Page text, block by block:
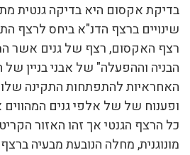
בדיקת אקסום היא בדיקה גנטית
שינויים ברצף הדנ"א ביחס לרצף
רצף האקסום, רצף של גנים אשר
הבניה וההפעלה" של אבני בניין של
האחראיות להתפתחות התקינה
ופענוח של של אלפי גנים
כל הרצף הגנטי אך זהו האזור
מונוגנית, מחלה הנובעת מבעיה